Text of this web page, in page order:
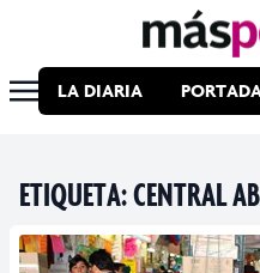
LA DIARIA
ETIQUETA:CENTRAL